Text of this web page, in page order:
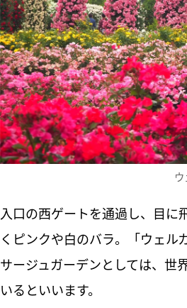
入口の西ゲートを通過し、目に
くピンクや白のバラ。「ウェル
サージュガーデンとしては、世
いるといいます。